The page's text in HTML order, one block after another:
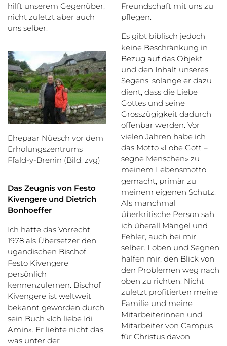
hilft unserem Gegenüber,
nicht zuletzt aber auch
uns selber.
Ehepaar Nüesch vor dem
Erholungszentrums
Ffald-y-Brenin (Bild: zvg)
Das Zeugnis von Festo
Kivengere und Dietrich
Bonhoeffer
Ich hatte das Vorrecht,
1978 als Übersetzer den
ugandischen Bischof
Festo Kivengere
persönlich
kennenzulernen. Bischof
Kivengere ist weltweit
bekannt geworden durch
sein Buch «Ich liebe Idi
Amin». Er liebte nicht das,
was unter der
Freundschaft mit uns zu
pflegen.
Es gibt biblisch jedoch
keine Beschränkung in
Bezug auf das Objekt
und den Inhalt unseres
Segens, solange er dazu
dient, dass die Liebe
Gottes und seine
Grosszügigkeit dadurch
offenbar werden. Vor
vielen Jahren habe ich
das Motto «Lobe Gott –
segne Menschen» zu
meinem Lebensmotto
gemacht, primär zu
meinem eigenen Schutz.
Als manchmal
überkritische Person sah
ich überall Mängel und
Fehler, auch bei mir
selber. Loben und Segnen
halfen mir, den Blick von
den Problemen weg nach
oben zu richten. Nicht
zuletzt profitierten meine
Familie und meine
Mitarbeiterinnen und
Mitarbeiter von Campus
für Christus davon.